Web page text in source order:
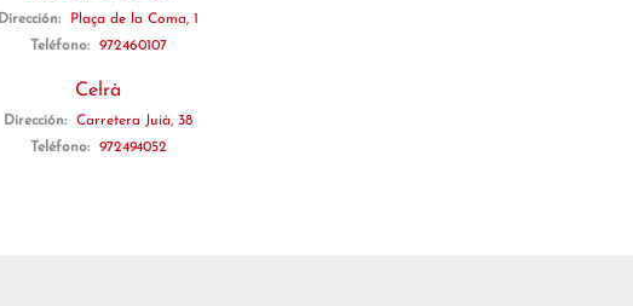
Dirección:
Plaça de la Coma, 1
Teléfono:
972460107
Celrà
Dirección:
Carretera Juià, 38
Teléfono:
972494052